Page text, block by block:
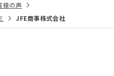
様の声
JFE商事株式会社